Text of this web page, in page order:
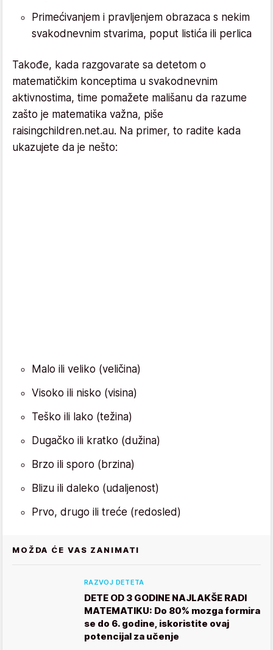
Primećivanjem i pravljenjem obrazaca s nekim
svakodnevnim stvarima, poput listića ili perlica
Takođe, kada razgovarate sa detetom o
matematičkim konceptima u svakodnevnim
aktivnostima, time pomažete mališanu da razume
zašto je matematika važna, piše
raisingchildren.net.au. Na primer, to radite kada
ukazujete da je nešto:
Malo ili veliko (veličina)
Visoko ili nisko (visina)
Teško ili lako (težina)
Dugačko ili kratko (dužina)
Brzo ili sporo (brzina)
Blizu ili daleko (udaljenost)
Prvo, drugo ili treće (redosled)
MOŽDA ĆE VAS ZANIMATI
RAZVOJ DETETA
DETE OD 3 GODINE NAJLAKŠE RADI
MATEMATIKU: Do 80% mozga formira
se do 6. godine, iskoristite ovaj
potencijal za učenje